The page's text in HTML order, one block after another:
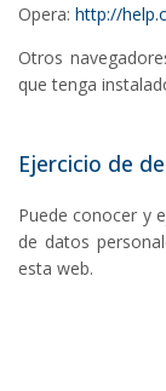
Opera: http://
Otros
que tenga
Ejercicio de
Puede conocer y
de datos
esta web.